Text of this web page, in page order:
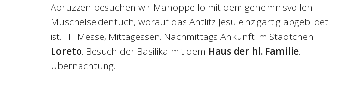
Abruzzen besuchen wir Manoppello mit dem geheimnisvollen
Muschelseidentuch, worauf das Antlitz Jesu einzigartig abgebildet
ist. Hl. Messe, Mittagessen. Nachmittags Ankunft im Städtchen
Loreto. Besuch der Basilika mit dem Haus der hl. Familie.
Übernachtung.